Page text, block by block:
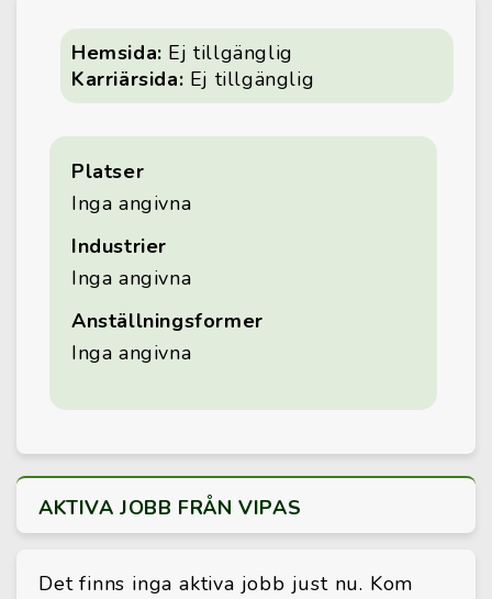
Hemsida: Ej tillgänglig
Karriärsida: Ej tillgänglig
Platser
Inga angivna
Industrier
Inga angivna
Anställningsformer
Inga angivna
AKTIVA JOBB FRÅN VIPAS
Det finns inga aktiva jobb just nu. Kom